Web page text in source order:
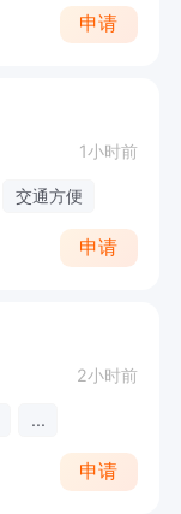
申请
1小时前
交通方便
申请
2小时前
...
申请